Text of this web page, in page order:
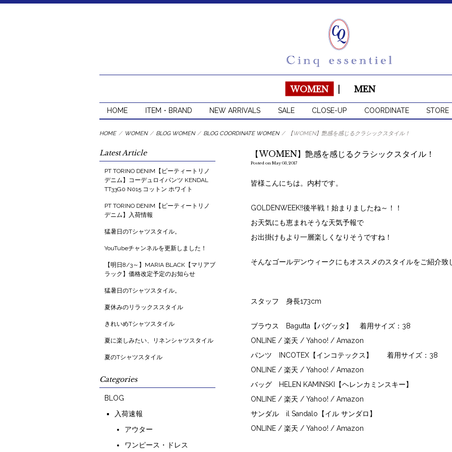
WOMEN MEN
HOME ITEM・BRAND NEW ARRIVALS SALE CLOSE-UP COORDINATE STORE
HOME / WOMEN / BLOG WOMEN / BLOG COORDINATE WOMEN / 【WOMEN】艶感を感じるクラシックスタイル！
【WOMEN】艶感を感じるクラシックスタイル！
Posted on May 03, 2017
皆様こんにちは。内村です。
GOLDENWEEK!!後半戦！始まりましたね～！！
お天気にも恵まれそうな天気予報で
お出掛けもより一層楽しくなりそうですね！
そんなゴールデンウィークにもオススメのスタイルをご紹介致
スタッフ 身長173cm
ブラウス Bagutta【バグッタ】
着用サイズ：38
ONLINE / 楽天 / Yahoo! / Amazon
パンツ
INCOTEX【インコテックス】
着用サイズ：38
ONLINE / 楽天 / Yahoo! / Amazon
バッグ
HELEN KAMINSKI【ヘレンカミンスキー】
ONLINE / 楽天 / Yahoo! / Amazon
サンダル il Sandalo【イル サンダロ】
ONLINE / 楽天 / Yahoo! / Amazon
Latest Article
PT TORINO DENIM【ピーティートリノ
デニム】コーデュロイパンツ KENDAL
TT33G0 N015 コットン ホワイト
PT TORINO DENIM【ピーティートリノ
デニム】入荷情報
猛暑日のTシャツスタイル。
YouTubeチャンネルを更新しました！
【明日8/3～】MARIA BLACK【マリアブ
ラック】価格改定予定のお知らせ
猛暑日のTシャツスタイル。
夏休みのリラックススタイル
きれいめTシャツスタイル
夏に楽しみたい、リネンシャツスタイル
夏のTシャツスタイル
Categories
BLOG
入荷速報
アウター
ワンピース・ドレス